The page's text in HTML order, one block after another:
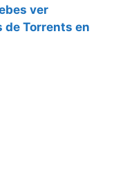
ver
de Torrents en